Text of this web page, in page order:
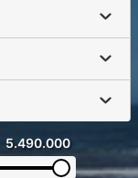
5.490.000